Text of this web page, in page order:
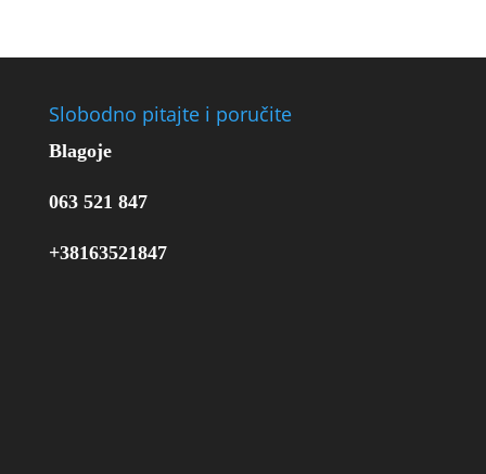
Slobodno pitajte i poručite
Blagoje
063 521 847
+38163521847